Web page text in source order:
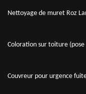
Nettoyage de muret Roz
Coloration sur toiture (pose
Couvreur pour urgence